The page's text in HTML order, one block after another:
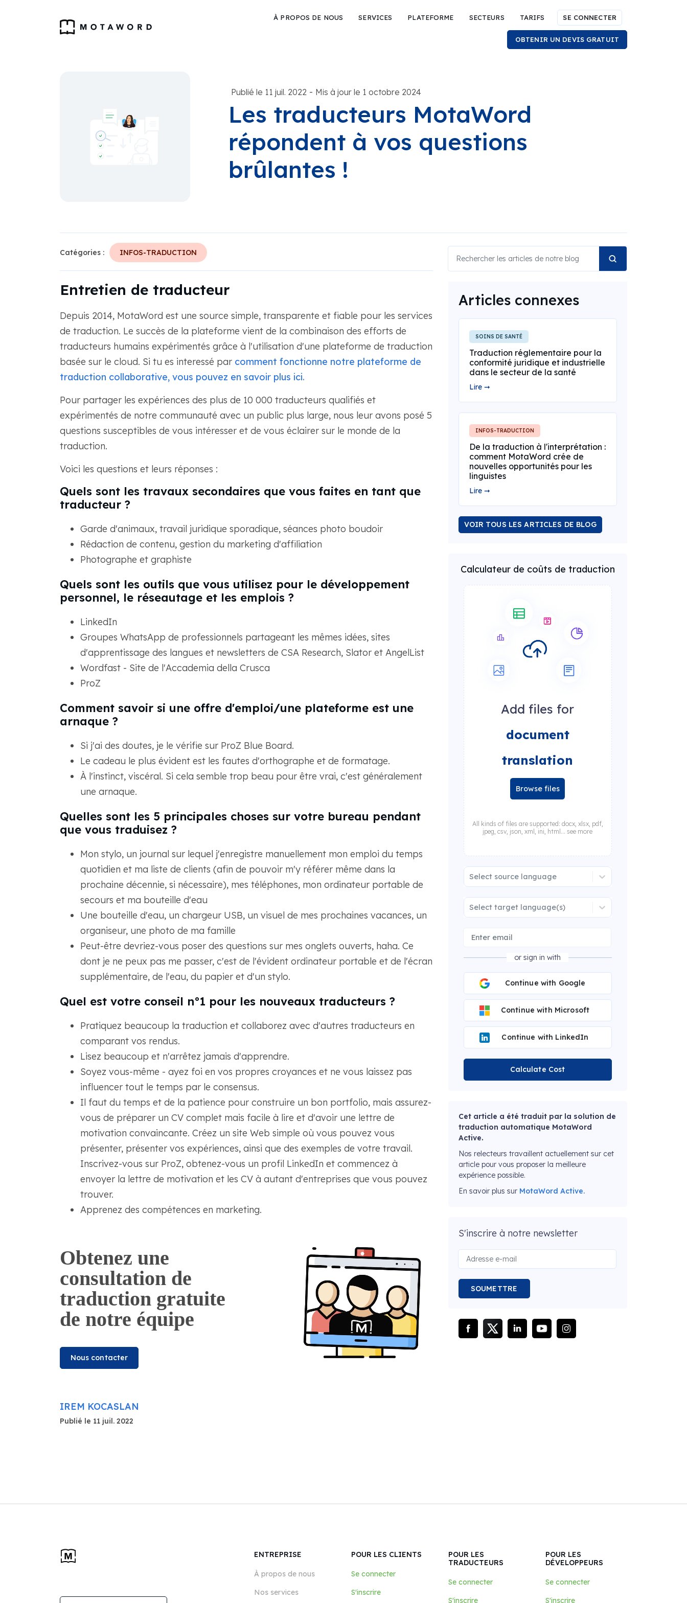
À PROPOS DE NOUS SERVICES PLATEFORME SECTEURS TARIFS SE CONNECTER
OBTENIR UN DEVIS GRATUIT
Publié le 11 juil. 2022 - Mis à jour le 1 octobre 2024
Les traducteurs MotaWord
répondent à vos questions
brûlantes !
Catégories : INFOS-TRADUCTION
Entretien de traducteur
Depuis 2014, MotaWord est une source simple, transparente et fiable pour les services
de traduction. Le succès de la plateforme vient de la combinaison des efforts de
traducteurs humains expérimentés grâce à l'utilisation d'une plateforme de traduction
basée sur le cloud. Si tu es interessé parcomment fonctionne notre plateforme de
traduction collaborative, vous pouvez en savoir plus ici.
Pour partager les expériences des plus de 10 000 traducteurs qualifiés et
expérimentés de notre communauté avec un public plus large, nous leur avons posé 5
questions susceptibles de vous intéresser et de vous éclairer sur le monde de la
traduction.
Voici les questions et leurs réponses :
Quels sont les travaux secondaires que vous faites en tant que
traducteur ?
Garde d'animaux, travail juridique sporadique, séances photo boudoir
Rédaction de contenu, gestion du marketing d'affiliation
Photographe et graphiste
Quels sont les outils que vous utilisez pour le développement
personnel, le réseautage et les emplois ?
LinkedIn
Groupes WhatsApp de professionnels partageant les mêmes idées, sites
d'apprentissage des langues et newsletters de CSA Research, Slator et AngelList
Wordfast - Site de l'Accademia della Crusca
ProZ
Comment savoir si une offre d'emploi/une plateforme est une
arnaque ?
Si j'ai des doutes, je le vérifie sur ProZ Blue Board.
Le cadeau le plus évident est les fautes d'orthographe et de formatage.
À l'instinct, viscéral. Si cela semble trop beau pour être vrai, c'est généralement
une arnaque.
Quelles sont les 5 principales choses sur votre bureau pendant
que vous traduisez ?
Mon stylo, un journal sur lequel j'enregistre manuellement mon emploi du temps
quotidien et ma liste de clients (afin de pouvoir m'y référer même dans la
prochaine décennie, si nécessaire), mes téléphones, mon ordinateur portable de
secours et ma bouteille d'eau
Une bouteille d'eau, un chargeur USB, un visuel de mes prochaines vacances, un
organiseur, une photo de ma famille
Peut-être devriez-vous poser des questions sur mes onglets ouverts, haha. Ce
dont je ne peux pas me passer, c'est de l'évident ordinateur portable et de l'écran
supplémentaire, de l'eau, du papier et d'un stylo.
Quel est votre conseil n°1 pour les nouveaux traducteurs ?
Pratiquez beaucoup la traduction et collaborez avec d'autres traducteurs en
comparant vos rendus.
Lisez beaucoup et n'arrêtez jamais d'apprendre.
Soyez vous-même - ayez foi en vos propres croyances et ne vous laissez pas
influencer tout le temps par le consensus.
Il faut du temps et de la patience pour construire un bon portfolio, mais assurez-
vous de préparer un CV complet mais facile à lire et d'avoir une lettre de
motivation convaincante. Créez un site Web simple où vous pouvez vous
présenter, présenter vos expériences, ainsi que des exemples de votre travail.
Inscrivez-vous sur ProZ, obtenez-vous un profil LinkedIn et commencez à
envoyer la lettre de motivation et les CV à autant d'entreprises que vous pouvez
trouver.
Apprenez des compétences en marketing.
Obtenez une
consultation de
traduction gratuite
de notre équipe
Nous contacter
IREM KOCASLAN
Publié le 11 juil. 2022
Articles connexes
SOINS DE SANTÉ
Traduction réglementaire pour la
conformité juridique et industrielle
dans le secteur de la santé
Lire ➞
INFOS-TRADUCTION
De la traduction à l'interprétation :
comment MotaWord crée de
nouvelles opportunités pour les
linguistes
Lire ➞
VOIR TOUS LES ARTICLES DE BLOG
Calculateur de coûts de traduction
Add files for
document
translation
Browse files
All kinds of files are supported: docx, xlsx, pdf,
jpeg, csv, json, xml, ini, html... see more
Select source language
Select target language(s)
or sign in with
Continue with Google
Continue with Microsoft
Continue with LinkedIn
Calculate Cost
Cet article a été traduit par la solution de
traduction automatique MotaWord
Active.
Nos relecteurs travaillent actuellement sur cet
article pour vous proposer la meilleure
expérience possible.
En savoir plus sur MotaWord Active.
S'inscrire à notre newsletter
SOUMETTRE
ENTREPRISE
À propos de nous
Nos services
POUR LES CLIENTS
Se connecter
S'inscrire
POUR LES
TRADUCTEURS
Se connecter
S'inscrire
POUR LES
DÉVELOPPEURS
Se connecter
S'inscrire